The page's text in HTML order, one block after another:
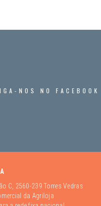
NOS NO FACEBOOK
C, 2560-239 Torres Vedras
da Agriloja